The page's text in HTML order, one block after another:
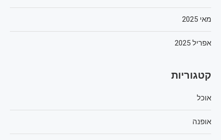
מאי 2025
אפריל 2025
קטגוריות
אוכל
אופנה